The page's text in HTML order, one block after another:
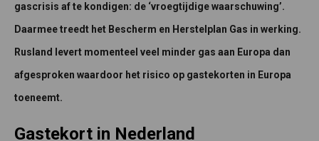
gascrisis af te kondigen: de ‘vroegtijdige waarschuwing’.
Daarmee treedt het Bescherm en Herstelplan Gas in werking.
Rusland levert momenteel veel minder gas aan Europa dan
afgesproken waardoor het risico op gastekorten in Europa
toeneemt.
Gastekort in Nederland